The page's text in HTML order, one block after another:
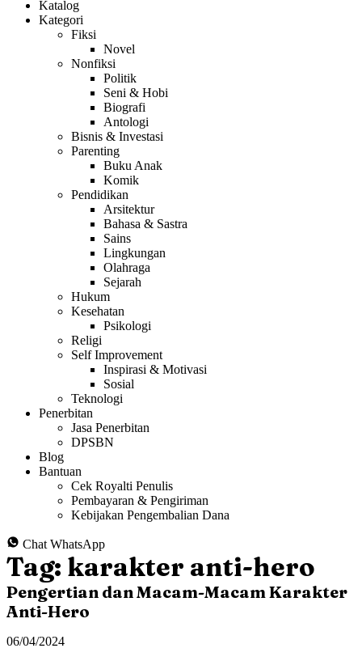
Katalog
Kategori
Fiksi
Novel
Nonfiksi
Politik
Seni & Hobi
Biografi
Antologi
Bisnis & Investasi
Parenting
Buku Anak
Komik
Pendidikan
Arsitektur
Bahasa & Sastra
Sains
Lingkungan
Olahraga
Sejarah
Hukum
Kesehatan
Psikologi
Religi
Self Improvement
Inspirasi & Motivasi
Sosial
Teknologi
Penerbitan
Jasa Penerbitan
DPSBN
Blog
Bantuan
Cek Royalti Penulis
Pembayaran & Pengiriman
Kebijakan Pengembalian Dana
Chat WhatsApp
Tag: karakter anti-hero
Pengertian dan Macam-Macam Karakter
Anti-Hero
06/04/2024